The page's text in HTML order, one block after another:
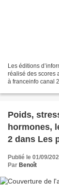
Les éditions
réalisé des scores
à franceinfo canal
Poids,
hormones,
2 dans Les
Publié le 01/09/
Par Benoît